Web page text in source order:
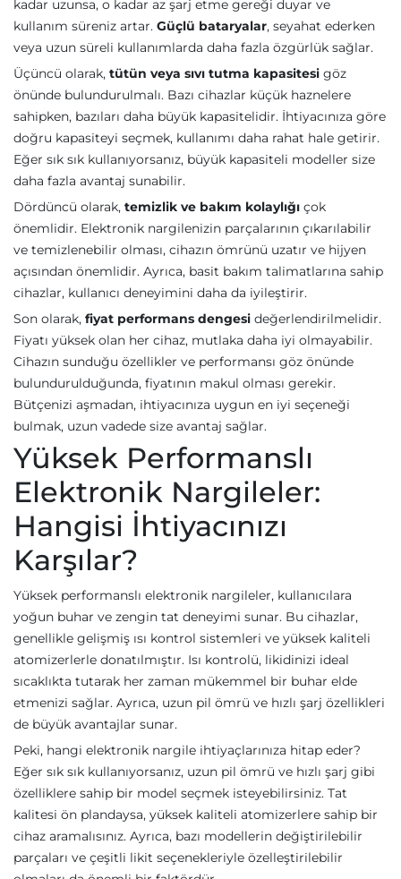
kadar uzunsa, o kadar az şarj etme gereği duyar ve
kullanım süreniz artar. Güçlü bataryalar, seyahat ederken
veya uzun süreli kullanımlarda daha fazla özgürlük sağlar.
Üçüncü olarak, tütün veya sıvı tutma kapasitesi göz
önünde bulundurulmalı. Bazı cihazlar küçük haznelere
sahipken, bazıları daha büyük kapasitelidir. İhtiyacınıza göre
doğru kapasiteyi seçmek, kullanımı daha rahat hale getirir.
Eğer sık sık kullanıyorsanız, büyük kapasiteli modeller size
daha fazla avantaj sunabilir.
Dördüncü olarak, temizlik ve bakım kolaylığı çok
önemlidir. Elektronik nargilenizin parçalarının çıkarılabilir
ve temizlenebilir olması, cihazın ömrünü uzatır ve hijyen
açısından önemlidir. Ayrıca, basit bakım talimatlarına sahip
cihazlar, kullanıcı deneyimini daha da iyileştirir.
Son olarak, fiyat performans dengesi değerlendirilmelidir.
Fiyatı yüksek olan her cihaz, mutlaka daha iyi olmayabilir.
Cihazın sunduğu özellikler ve performansı göz önünde
bulundurulduğunda, fiyatının makul olması gerekir.
Bütçenizi aşmadan, ihtiyacınıza uygun en iyi seçeneği
bulmak, uzun vadede size avantaj sağlar.
Yüksek Performanslı
Elektronik Nargileler:
Hangisi İhtiyacınızı
Karşılar?
Yüksek performanslı elektronik nargileler, kullanıcılara
yoğun buhar ve zengin tat deneyimi sunar. Bu cihazlar,
genellikle gelişmiş ısı kontrol sistemleri ve yüksek kaliteli
atomizerlerle donatılmıştır. Isı kontrolü, likidinizi ideal
sıcaklıkta tutarak her zaman mükemmel bir buhar elde
etmenizi sağlar. Ayrıca, uzun pil ömrü ve hızlı şarj özellikleri
de büyük avantajlar sunar.
Peki, hangi elektronik nargile ihtiyaçlarınıza hitap eder?
Eğer sık sık kullanıyorsanız, uzun pil ömrü ve hızlı şarj gibi
özelliklere sahip bir model seçmek isteyebilirsiniz. Tat
kalitesi ön plandaysa, yüksek kaliteli atomizerlere sahip bir
cihaz aramalısınız. Ayrıca, bazı modellerin değiştirilebilir
parçaları ve çeşitli likit seçenekleriyle özelleştirilebilir